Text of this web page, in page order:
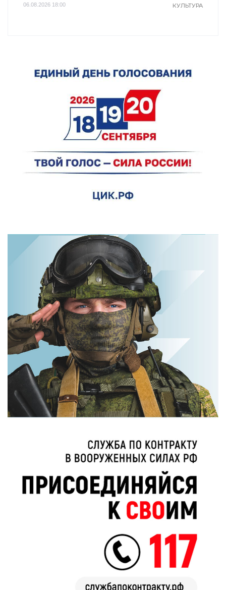
06.08.2026 18:00 КУЛЬТУРА